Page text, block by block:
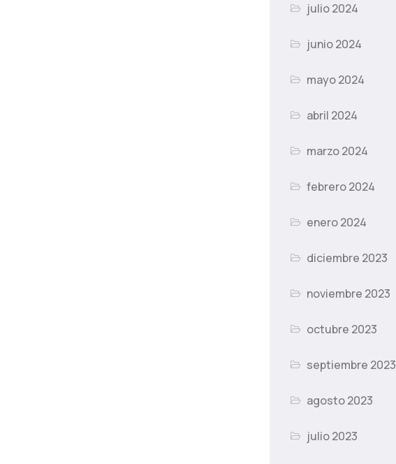
julio 2024
junio 2024
mayo 2024
abril 2024
marzo 2024
febrero 2024
enero 2024
diciembre 2023
noviembre 2023
octubre 2023
septiembre 2023
agosto 2023
julio 2023